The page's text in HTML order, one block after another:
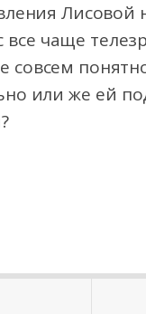
Лисовой
все чаще
совсем
или же ей